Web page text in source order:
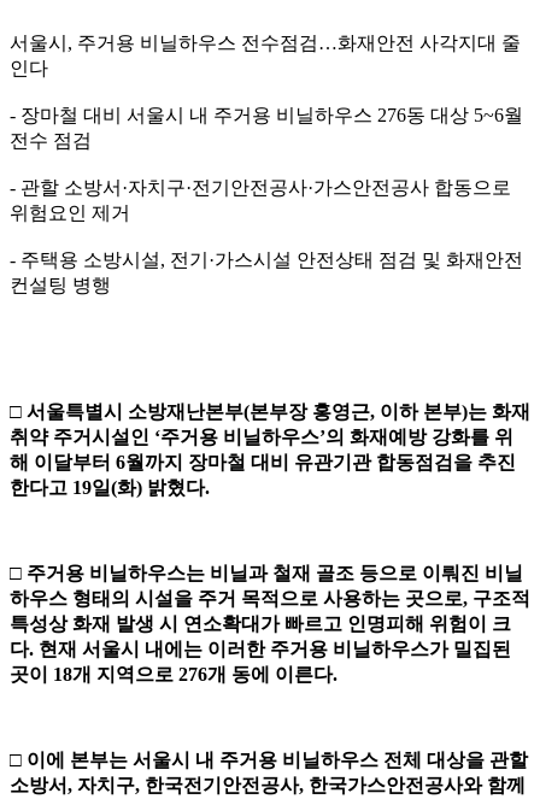
서울시, 주거용 비닐하우스 전수점검…화재안전 사각지대 줄
인다
- 장마철 대비 서울시 내 주거용 비닐하우스 276동 대상 5~6월
전수 점검
- 관할 소방서·자치구·전기안전공사·가스안전공사 합동으로
위험요인 제거
- 주택용 소방시설, 전기·가스시설 안전상태 점검 및 화재안전
컨설팅 병행
□ 서울특별시 소방재난본부(본부장 홍영근, 이하 본부)는 화재
취약 주거시설인 ‘주거용 비닐하우스’의 화재예방 강화를 위
해 이달부터 6월까지 장마철 대비 유관기관 합동점검을 추진
한다고 19일(화) 밝혔다.
□ 주거용 비닐하우스는 비닐과 철재 골조 등으로 이뤄진 비닐
하우스 형태의 시설을 주거 목적으로 사용하는 곳으로, 구조적
특성상 화재 발생 시 연소확대가 빠르고 인명피해 위험이 크
다. 현재 서울시 내에는 이러한 주거용 비닐하우스가 밀집된
곳이 18개 지역으로 276개 동에 이른다.
□ 이에 본부는 서울시 내 주거용 비닐하우스 전체 대상을 관할
소방서, 자치구, 한국전기안전공사, 한국가스안전공사와 함께